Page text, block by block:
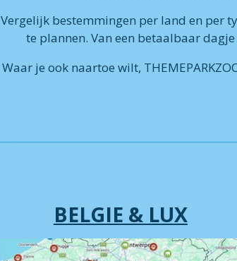
Vergelijk bestemmingen per land en per
te plannen. Van een betaalbaar
Waar je ook naartoe wilt,
BELGIE & LUX